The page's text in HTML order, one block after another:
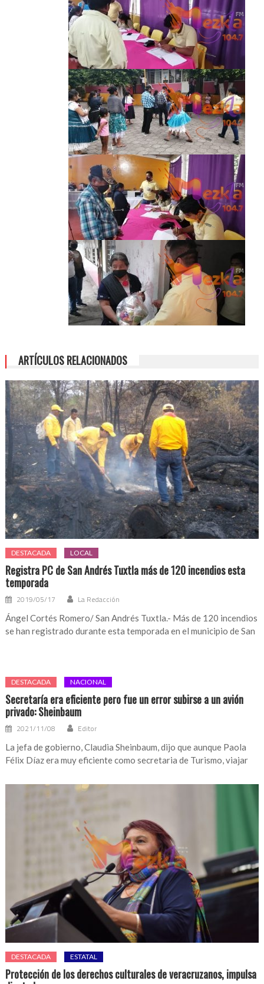
ARTÍCULOS RELACIONADOS
DESTACADA LOCAL
Registra PC de San Andrés Tuxtla más de 120 incendios esta
temporada
2019/05/17 La Redacción
Ángel Cortés Romero/ San Andrés Tuxtla.- Más de 120 incendios
se han registrado durante esta temporada en el municipio de San
DESTACADA NACIONAL
Secretaría era eficiente pero fue un error subirse a un avión
privado: Sheinbaum
2021/11/08 Editor
La jefa de gobierno, Claudia Sheinbaum, dijo que aunque Paola
Félix Díaz era muy eficiente como secretaria de Turismo, viajar
DESTACADA ESTATAL
Protección de los derechos culturales de veracruzanos, impulsa